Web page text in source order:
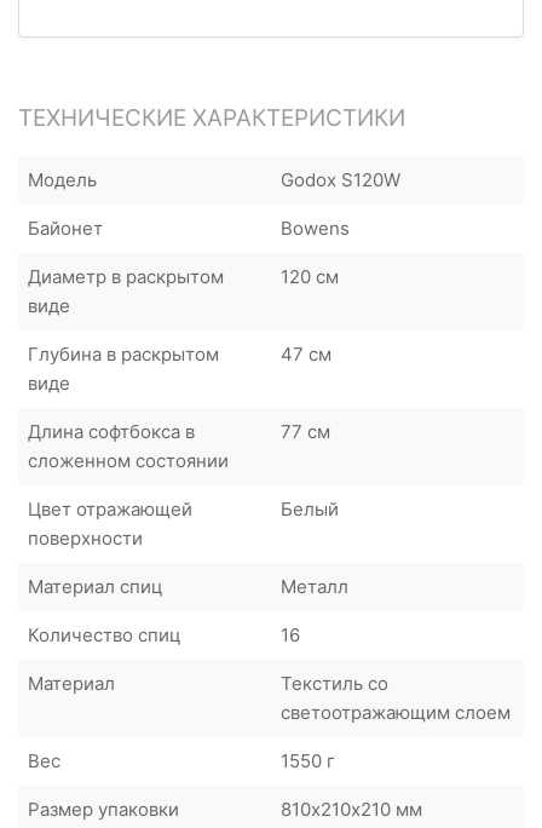
ТЕХНИЧЕСКИЕ ХАРАКТЕРИСТИКИ
Модель Godox S120W
Байонет Bowens
Диаметр в раскрытом
виде
120 см
Глубина в раскрытом
виде
47 см
Длина софтбокса в
сложенном состоянии
77 см
Цвет отражающей
поверхности
Белый
Материал спиц Металл
Количество спиц 16
Материал
Текстиль со
светоотражающим слоем
Вес 1550 г
Размер упаковки 810х210х210 мм